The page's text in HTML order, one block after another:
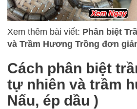
Xem thêm bài viết: Phân biệt
và Trầm Hương Trồng đơn
Cách phân biệt
tự nhiên và trầm
Nấu, ép dầu )